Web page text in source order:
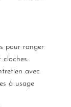
pour ranger
cloches.
avec
à usage